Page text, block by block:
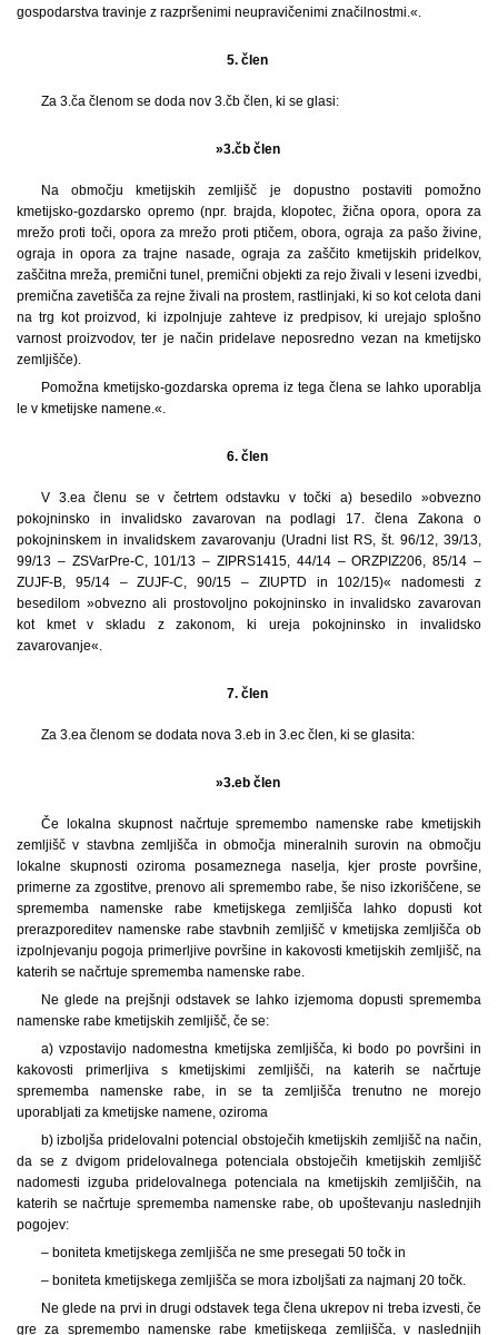
gospodarstva travinje z razpršenimi neupravičenimi značilnostmi.«.
5. člen
Za 3.ča členom se doda nov 3.čb člen, ki se glasi:
»3.čb člen
Na območju kmetijskih zemljišč je dopustno postaviti pomožno
kmetijsko-gozdarsko opremo (npr. brajda, klopotec, žična opora, opora za
mrežo proti toči, opora za mrežo proti ptičem, obora, ograja za pašo živine,
ograja in opora za trajne nasade, ograja za zaščito kmetijskih pridelkov,
zaščitna mreža, premični tunel, premični objekti za rejo živali v leseni izvedbi,
premična zavetišča za rejne živali na prostem, rastlinjaki, ki so kot celota dani
na trg kot proizvod, ki izpolnjuje zahteve iz predpisov, ki urejajo splošno
varnost proizvodov, ter je način pridelave neposredno vezan na kmetijsko
zemljišče).
Pomožna kmetijsko-gozdarska oprema iz tega člena se lahko uporablja
le v kmetijske namene.«.
6. člen
V 3.ea členu se v četrtem odstavku v točki a) besedilo »obvezno
pokojninsko in invalidsko zavarovan na podlagi 17. člena Zakona o
pokojninskem in invalidskem zavarovanju (Uradni list RS, št. 96/12, 39/13,
99/13 – ZSVarPre-C, 101/13 – ZIPRS1415, 44/14 – ORZPIZ206, 85/14 –
ZUJF-B, 95/14 – ZUJF-C, 90/15 – ZIUPTD in 102/15)« nadomesti z
besedilom »obvezno ali prostovoljno pokojninsko in invalidsko zavarovan
kot kmet v skladu z zakonom, ki ureja pokojninsko in invalidsko
zavarovanje«.
7. člen
Za 3.ea členom se dodata nova 3.eb in 3.ec člen, ki se glasita:
»3.eb člen
Če lokalna skupnost načrtuje spremembo namenske rabe kmetijskih
zemljišč v stavbna zemljišča in območja mineralnih surovin na območju
lokalne skupnosti oziroma posameznega naselja, kjer proste površine,
primerne za zgostitve, prenovo ali spremembo rabe, še niso izkoriščene, se
sprememba namenske rabe kmetijskega zemljišča lahko dopusti kot
prerazporeditev namenske rabe stavbnih zemljišč v kmetijska zemljišča ob
izpolnjevanju pogoja primerljive površine in kakovosti kmetijskih zemljišč, na
katerih se načrtuje sprememba namenske rabe.
Ne glede na prejšnji odstavek se lahko izjemoma dopusti sprememba
namenske rabe kmetijskih zemljišč, če se:
a) vzpostavijo nadomestna kmetijska zemljišča, ki bodo po površini in
kakovosti primerljiva s kmetijskimi zemljišči, na katerih se načrtuje
sprememba namenske rabe, in se ta zemljišča trenutno ne morejo
uporabljati za kmetijske namene, oziroma
b) izboljša pridelovalni potencial obstoječih kmetijskih zemljišč na način,
da se z dvigom pridelovalnega potenciala obstoječih kmetijskih zemljišč
nadomesti izguba pridelovalnega potenciala na kmetijskih zemljiščih, na
katerih se načrtuje sprememba namenske rabe, ob upoštevanju naslednjih
pogojev:
– boniteta kmetijskega zemljišča ne sme presegati 50 točk in
– boniteta kmetijskega zemljišča se mora izboljšati za najmanj 20 točk.
Ne glede na prvi in drugi odstavek tega člena ukrepov ni treba izvesti, če
gre za spremembo namenske rabe kmetijskega zemljišča, v naslednjih